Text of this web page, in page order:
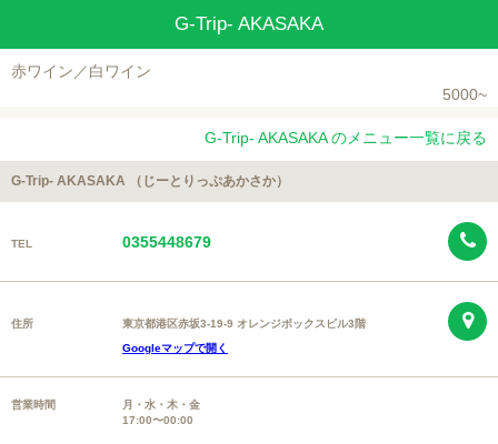
G-Trip- AKASAKA
赤ワイン／白ワイン
5000~
G-Trip- AKASAKA のメニュー一覧に戻る
G-Trip- AKASAKA （じーとりっぷあかさか）
TEL 0355448679
住所
東京都港区赤坂3-19-9 オレンジボックスビル3階
Googleマップで開く
営業時間
月・水・木・金
17:00〜00:00